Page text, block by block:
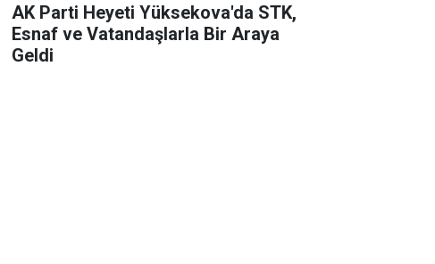
AK Parti Heyeti Yüksekova'da STK,
Esnaf ve Vatandaşlarla Bir Araya
Geldi